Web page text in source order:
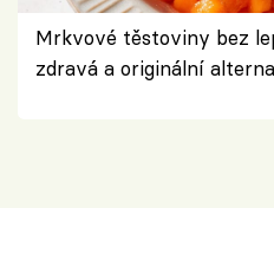
Mrkvové těstoviny bez
zdravá a originální